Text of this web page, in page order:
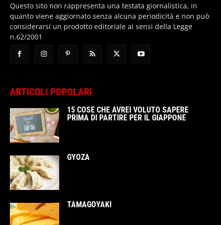
Questo sito non rappresenta una testata giornalistica, in
quanto viene aggiornato senza alcuna periodicità e non può
considerarsi un prodotto editoriale ai sensi della Legge
n.62/2001
ARTICOLI POPOLARI
15 COSE CHE AVREI VOLUTO SAPERE
PRIMA DI PARTIRE PER IL GIAPPONE
GYOZA
TAMAGOYAKI